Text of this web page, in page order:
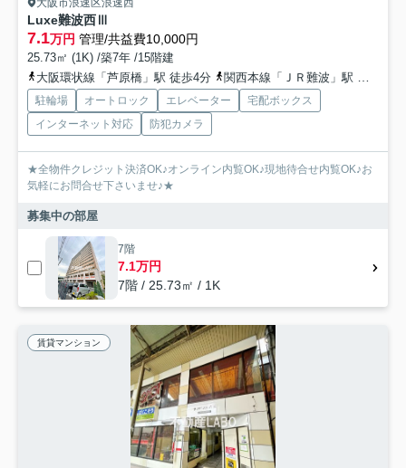
大阪市浪速区浪速西
Luxe難波西Ⅲ
7.1万円 管理/共益費10,000円
25.73㎡ (1K) /築7年 /15階建
大阪環状線「芦原橋」駅 徒歩4分
関西本線「ＪＲ難波」駅 徒歩18分
駐輪場 オートロック エレベーター
宅配ボックス
インターネット対応
防犯カメラ
★全物件クレジット決済OK♪オンライン内覧OK♪現地待合せ内覧OK♪お
気軽にお問合せ下さいませ♪★
募集中の部屋
7階
7.1万円
7階 / 25.73㎡ / 1K
賃貸マンション